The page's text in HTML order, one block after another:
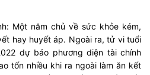
Một năm chủ về sức khỏe kém,
hay huyết áp. Ngoài ra, tử vi tuổi
dự báo phương diện tài chính
tốn nhiều khi ra ngoài làm ăn kết